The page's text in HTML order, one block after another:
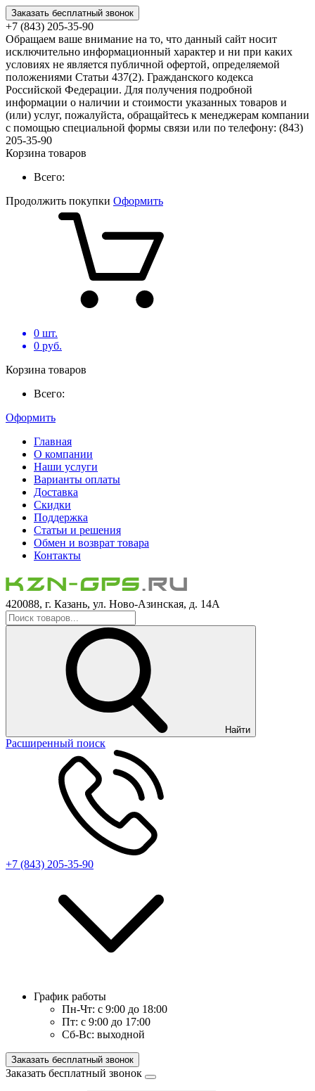
Заказать бесплатный звонок
+7 (843) 205-35-90
Обращаем ваше внимание на то, что данный сайт носит
исключительно информационный характер и ни при каких
условиях не является публичной офертой, определяемой
положениями Статьи 437(2). Гражданского кодекса
Российской Федерации. Для получения подробной
информации о наличии и стоимости указанных товаров и
(или) услуг, пожалуйста, обращайтесь к менеджерам компании
с помощью специальной формы связи или по телефону: (843)
205-35-90
Корзина товаров
Всего:
Продолжить покупки Оформить
0 шт.
0 руб.
Корзина товаров
Всего:
Оформить
Главная
О компании
Наши услуги
Варианты оплаты
Доставка
Скидки
Поддержка
Статьи и решения
Обмен и возврат товара
Контакты
420088, г. Казань, ул. Ново-Азинская, д. 14А
Найти
Расширенный поиск
+7 (843) 205-35-90
График работы
Пн-Чт: с 9:00 до 18:00
Пт: с 9:00 до 17:00
Сб-Вс: выходной
Заказать бесплатный звонок
Заказать бесплатный звонок